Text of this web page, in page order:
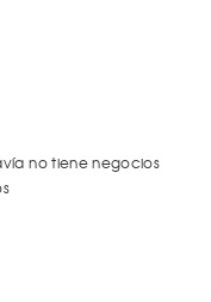
no tiene negocios